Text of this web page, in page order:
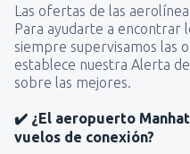
Las ofertas de las
Para ayudarte a encontrar
siempre supervisamos las
establece nuestra Alerta
sobre las mejores.
✔️ ¿El aeropuerto
vuelos de conexión?